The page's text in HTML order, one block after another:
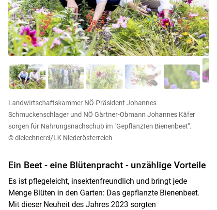
Landwirtschaftskammer NÖ-Präsident Johannes
Schmuckenschlager und NÖ Gärtner-Obmann Johannes Käfer
sorgen für Nahrungsnachschub im "Gepflanzten Bienenbeet".
© dielechnerei/LK Niederösterreich
Ein Beet - eine Blütenpracht - unzählige Vorteile
Es ist pflegeleicht, insektenfreundlich und bringt jede
Menge Blüten in den Garten: Das gepflanzte Bienenbeet.
Mit dieser Neuheit des Jahres 2023 sorgten